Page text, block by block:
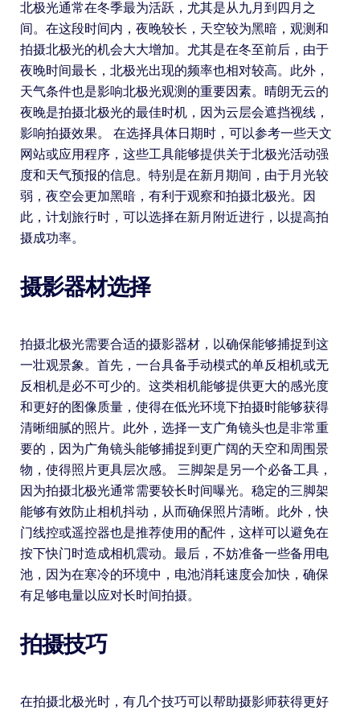
北极光通常在冬季最为活跃，尤其是从九月到四月之
间。在这段时间内，夜晚较长，天空较为黑暗，观测和
拍摄北极光的机会大大增加。尤其是在冬至前后，由于
夜晚时间最长，北极光出现的频率也相对较高。此外，
天气条件也是影响北极光观测的重要因素。晴朗无云的
夜晚是拍摄北极光的最佳时机，因为云层会遮挡视线，
影响拍摄效果。 在选择具体日期时，可以参考一些天文
网站或应用程序，这些工具能够提供关于北极光活动强
度和天气预报的信息。特别是在新月期间，由于月光较
弱，夜空会更加黑暗，有利于观察和拍摄北极光。因
此，计划旅行时，可以选择在新月附近进行，以提高拍
摄成功率。
摄影器材选择
拍摄北极光需要合适的摄影器材，以确保能够捕捉到这
一壮观景象。首先，一台具备手动模式的单反相机或无
反相机是必不可少的。这类相机能够提供更大的感光度
和更好的图像质量，使得在低光环境下拍摄时能够获得
清晰细腻的照片。此外，选择一支广角镜头也是非常重
要的，因为广角镜头能够捕捉到更广阔的天空和周围景
物，使得照片更具层次感。 三脚架是另一个必备工具，
因为拍摄北极光通常需要较长时间曝光。稳定的三脚架
能够有效防止相机抖动，从而确保照片清晰。此外，快
门线控或遥控器也是推荐使用的配件，这样可以避免在
按下快门时造成相机震动。最后，不妨准备一些备用电
池，因为在寒冷的环境中，电池消耗速度会加快，确保
有足够电量以应对长时间拍摄。
拍摄技巧
在拍摄北极光时，有几个技巧可以帮助摄影师获得更好